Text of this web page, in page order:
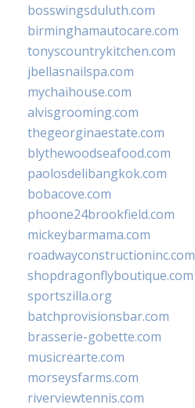
bosswingsduluth.com
birminghamautocare.com
tonyscountrykitchen.com
jbellasnailspa.com
mychaihouse.com
alvisgrooming.com
thegeorginaestate.com
blythewoodseafood.com
paolosdelibangkok.com
bobacove.com
phoone24brookfield.com
mickeybarmama.com
roadwayconstructioninc.com
shopdragonflyboutique.com
sportszilla.org
batchprovisionsbar.com
brasserie-gobette.com
musicrearte.com
morseysfarms.com
riverviewtennis.com